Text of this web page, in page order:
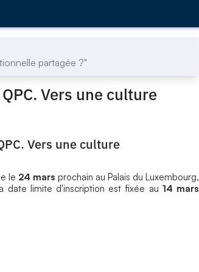
partagée ?"
Vers une culture
Vers une culture
le 24 mars prochain au Palais du Luxembourg,
date limite d'inscription est fixée au 14 mars